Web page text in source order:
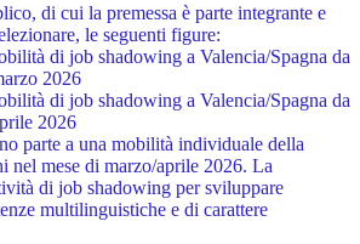
di cui la premessa è parte integrante e
le seguenti figure:
di job shadowing a Valencia/Spagna da
2026
di job shadowing a Valencia/Spagna da
2026
parte a una mobilità individuale della
nel mese di marzo/aprile 2026. La
di job shadowing per sviluppare
multilinguistiche e di carattere